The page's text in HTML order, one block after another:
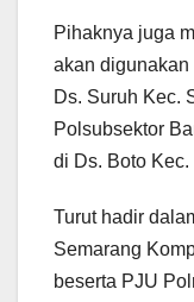
Pihaknya juga
akan
Ds. Suruh Kec.
Polsubsektor
di Ds. Boto Kec.
Turut hadir
Semarang
beserta PJU